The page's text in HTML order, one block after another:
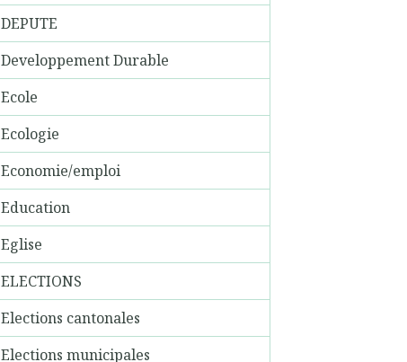
DEPUTE
Developpement Durable
Ecole
Ecologie
Economie/emploi
Education
Eglise
ELECTIONS
Elections cantonales
Elections municipales